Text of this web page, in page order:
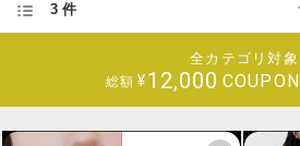
3 件
全カテゴリ対象
総額 ¥12,000 COUPON